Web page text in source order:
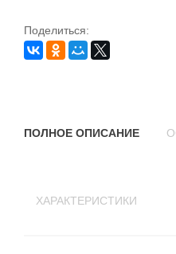
Поделиться:
ПОЛНОЕ ОПИСАНИЕ
ХАРАКТЕРИСТИКИ